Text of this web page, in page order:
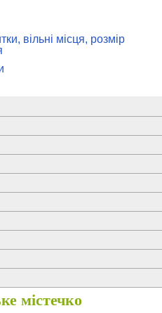
вільні місця, розмір
містечко